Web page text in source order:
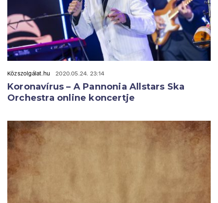
Közszolgálat.hu 2020.05.24. 23:14
Koronavírus – A Pannonia Allstars Ska
Orchestra online koncertje